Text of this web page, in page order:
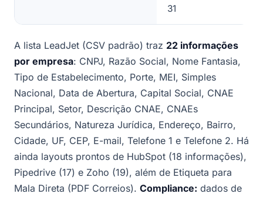
31
A lista LeadJet (CSV padrão) traz 22 informações
por empresa: CNPJ, Razão Social, Nome Fantasia,
Tipo de Estabelecimento, Porte, MEI, Simples
Nacional, Data de Abertura, Capital Social, CNAE
Principal, Setor, Descrição CNAE, CNAEs
Secundários, Natureza Jurídica, Endereço, Bairro,
Cidade, UF, CEP, E-mail, Telefone 1 e Telefone 2. Há
ainda layouts prontos de HubSpot (18 informações),
Pipedrive (17) e Zoho (19), além de Etiqueta para
Mala Direta (PDF Correios). Compliance: dados de